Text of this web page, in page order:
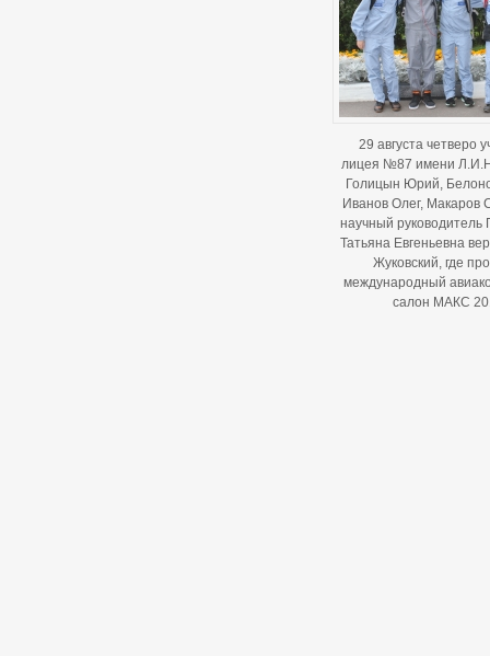
29 августа четверо
лицея №87 имени
Голицын Юрий,
Иванов Олег, Макаров
научный руководитель
Татьяна Евгеньевна
Жуковский, где
международный
салон МАКС